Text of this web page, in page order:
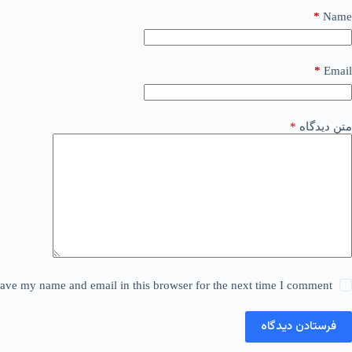
Name
*
Email
*
متن دیدگاه *
my name and email in this browser for the next time I comment.
فرستادن دیدگاه